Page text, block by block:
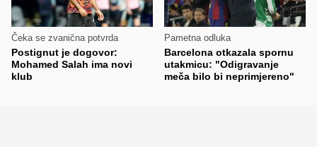
Čeka se zvanična potvrda
Postignut je dogovor:
Mohamed Salah ima novi
klub
Pametna odluka
Barcelona otkazala spornu
utakmicu: "Odigravanje
meča bilo bi neprimjereno"